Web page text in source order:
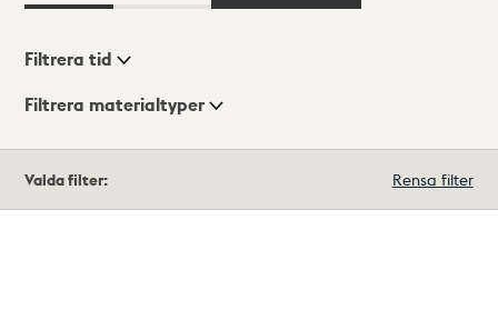
Visningsläge
Filtrera tid
Filtrera materialtyper
träffar
Valda filter: Rensa filter